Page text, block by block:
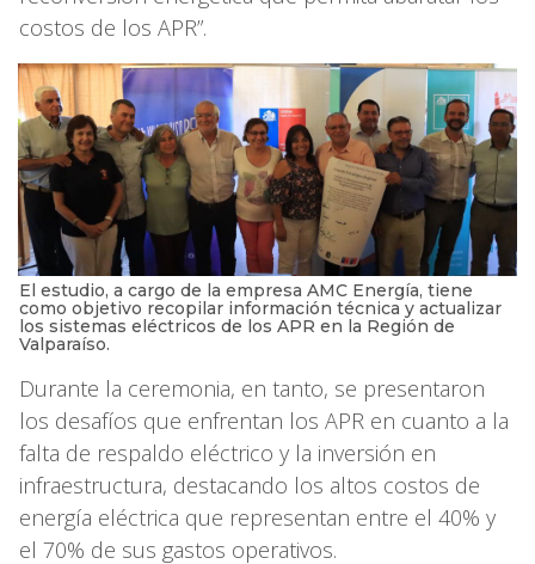
costos de los APR”.
El estudio, a cargo de la empresa AMC Energía, tiene
como objetivo recopilar información técnica y actualizar
los sistemas eléctricos de los APR en la Región de
Valparaíso.
Durante la ceremonia, en tanto, se presentaron
los desafíos que enfrentan los APR en cuanto a la
falta de respaldo eléctrico y la inversión en
infraestructura, destacando los altos costos de
energía eléctrica que representan entre el 40% y
el 70% de sus gastos operativos.